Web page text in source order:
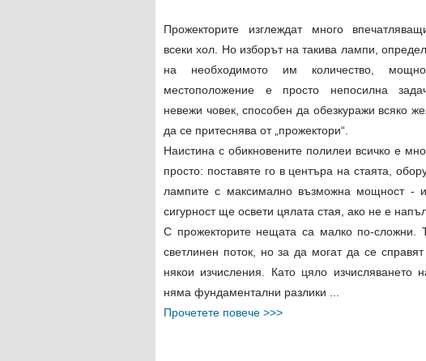
Прожекторите изглеждат много
всеки хол. Но изборът на такива лампи,
на необходимото им количество,
местоположение е просто непосилна
невежи човек, способен да обезкуражи всяко
да се притеснява от „прожектори“.
Наистина с обикновените полилеи всичко е
просто: поставяте го в центъра на стаята,
лампите с максимално възможна мощност -
сигурност ще освети цялата стая, ако не е
С прожекторите нещата са малко по-сложни.
светлинен поток, но за да могат да се
някои изчисления. Като цяло
няма фундаментални разлики ...
Прочетете повече >>>